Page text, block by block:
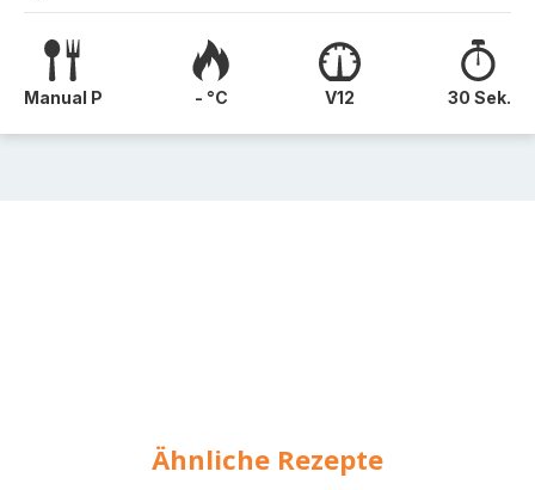
Manual P - °C V12 30 Sek.
Ähnliche Rezepte